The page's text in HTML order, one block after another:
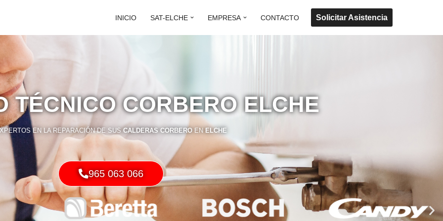
INICIO SAT-ELCHE EMPRESA CONTACTO Solicitar Asistencia
TÉCNICO CORBERO ELCHE
EN LA REPARACIÓN DE SUS CALDERAS CORBERO EN ELCHE
965 063 066